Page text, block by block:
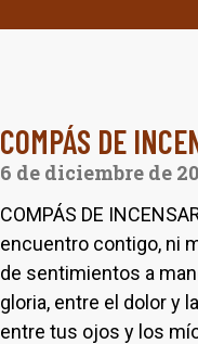
COMPÁS DE
6 de diciembre de
COMPÁS DE
encuentro contigo, ni
de sentimientos a
gloria, entre el dolor y
entre tus ojos y los